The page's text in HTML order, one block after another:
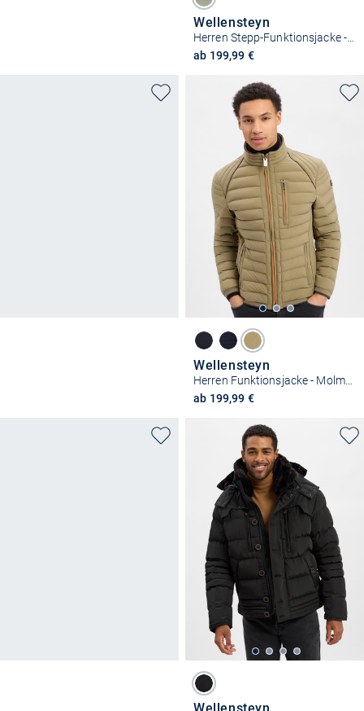
Wellensteyn
Herren Stepp-Funktionsjacke - Molm
ab 199,99 €
Wellensteyn
Herren Funktionsjacke - Molm-719
ab 199,99 €